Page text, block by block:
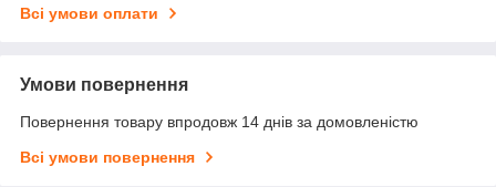
Всі умови оплати
Умови повернення
Повернення товару впродовж 14 днів за домовленістю
Всі умови повернення